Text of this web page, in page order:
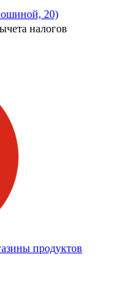
20)
налогов
продуктов